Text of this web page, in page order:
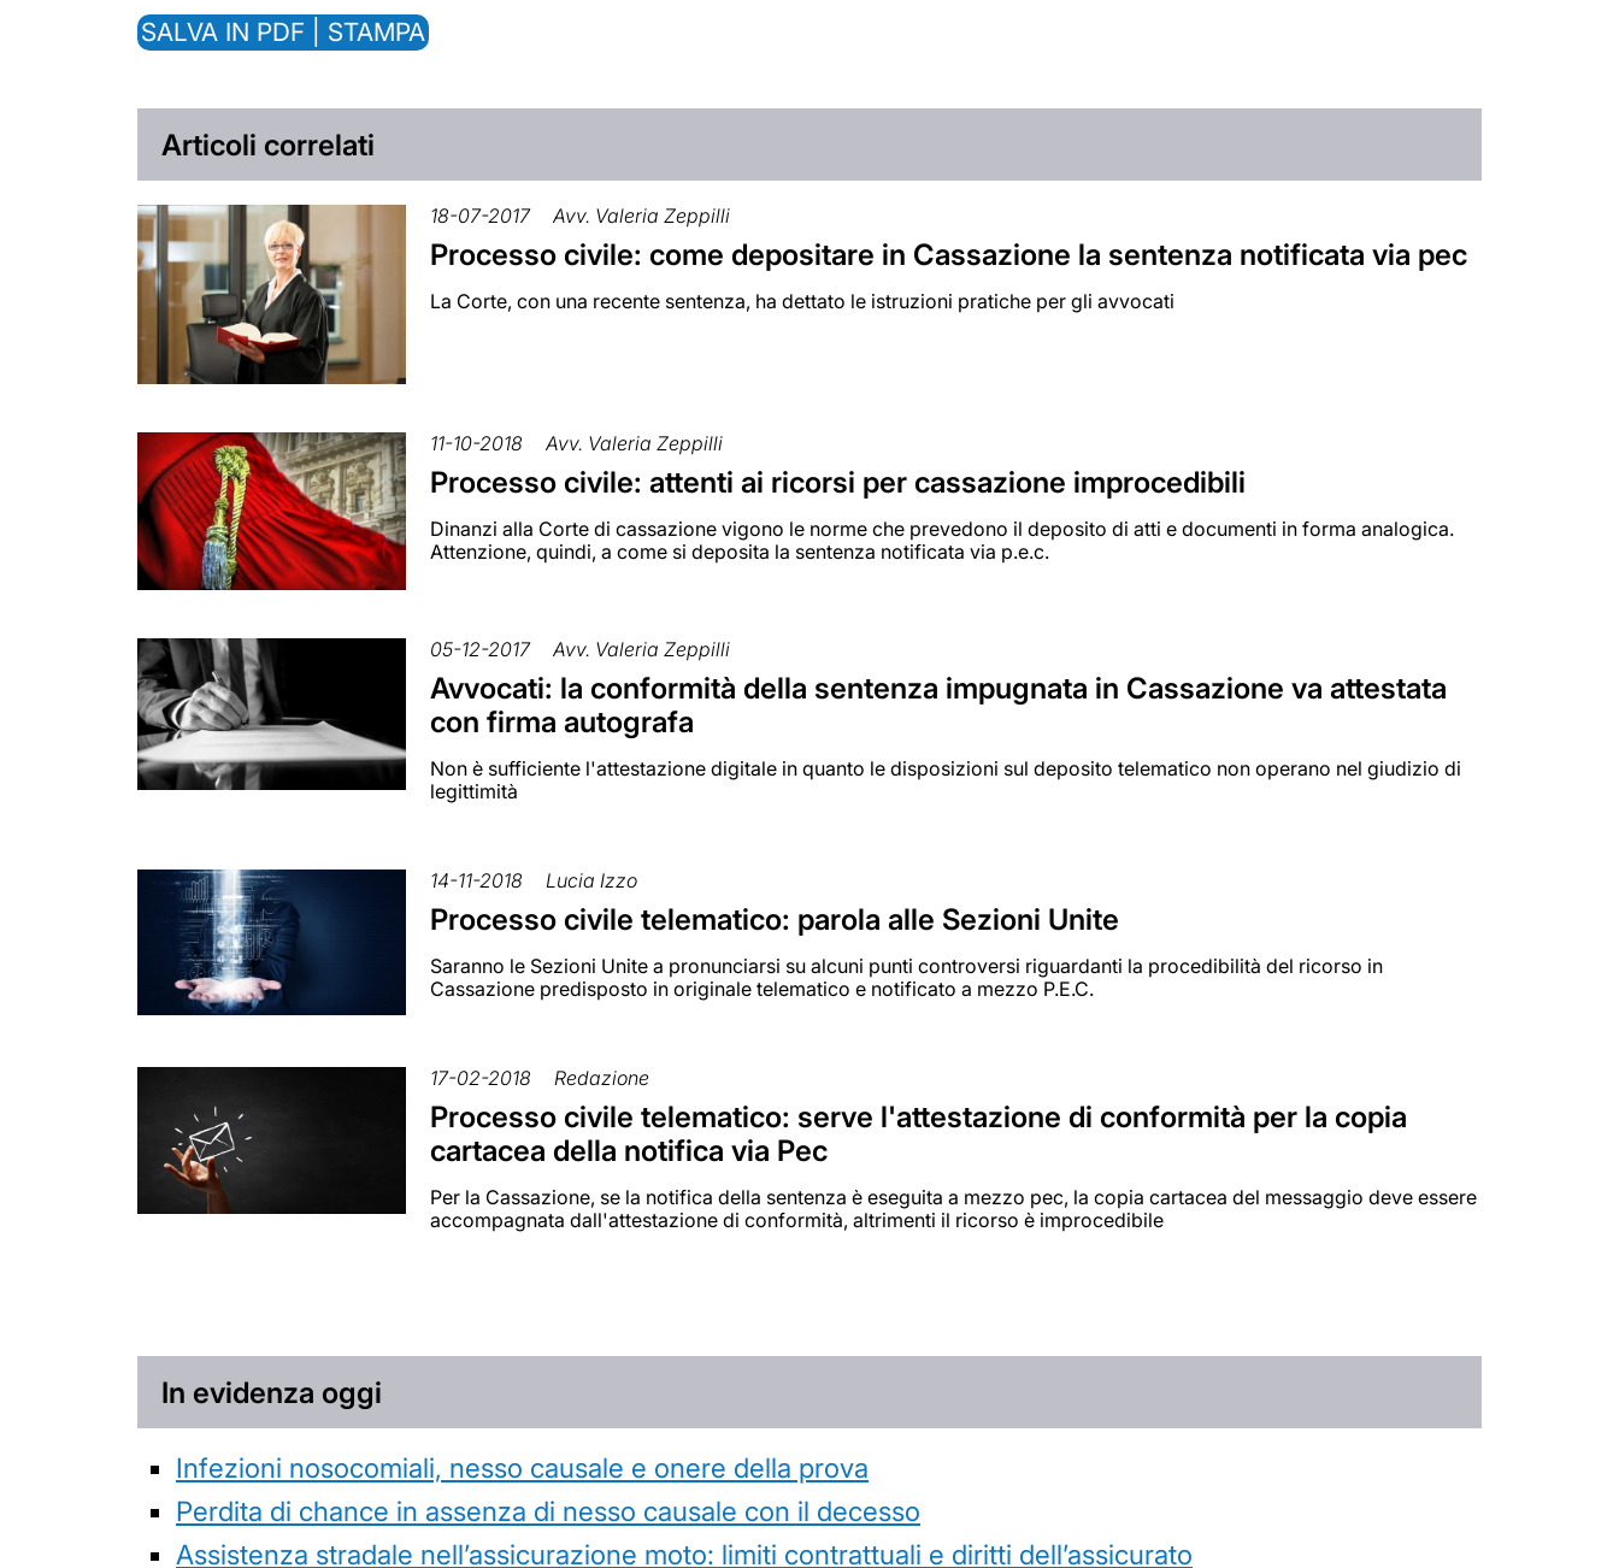
SALVA IN PDF | STAMPA
Articoli correlati
18-07-2017 Avv. Valeria Zeppilli
Processo civile: come depositare in Cassazione la sentenza notificata via pec
La Corte, con una recente sentenza, ha dettato le istruzioni pratiche per gli avvocati
11-10-2018 Avv. Valeria Zeppilli
Processo civile: attenti ai ricorsi per cassazione improcedibili
Dinanzi alla Corte di cassazione vigono le norme che prevedono il deposito di atti e documenti in forma analogica.
Attenzione, quindi, a come si deposita la sentenza notificata via p.e.c.
05-12-2017 Avv. Valeria Zeppilli
Avvocati: la conformità della sentenza impugnata in Cassazione va attestata
con firma autografa
Non è sufficiente l'attestazione digitale in quanto le disposizioni sul deposito telematico non operano nel giudizio di
legittimità
14-11-2018 Lucia Izzo
Processo civile telematico: parola alle Sezioni Unite
Saranno le Sezioni Unite a pronunciarsi su alcuni punti controversi riguardanti la procedibilità del ricorso in
Cassazione predisposto in originale telematico e notificato a mezzo P.E.C.
17-02-2018 Redazione
Processo civile telematico: serve l'attestazione di conformità per la copia
cartacea della notifica via Pec
Per la Cassazione, se la notifica della sentenza è eseguita a mezzo pec, la copia cartacea del messaggio deve essere
accompagnata dall'attestazione di conformità, altrimenti il ricorso è improcedibile
In evidenza oggi
Infezioni nosocomiali, nesso causale e onere della prova
Perdita di chance in assenza di nesso causale con il decesso
Assistenza stradale nell’assicurazione moto: limiti contrattuali e diritti dell’assicurato